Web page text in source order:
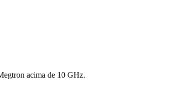
acima de 10 GHz.